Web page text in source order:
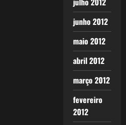
junho 2012
maio 2012
abril 2012
março 2012
fevereiro
2012